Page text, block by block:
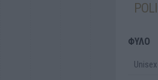
ΦΥΛΟ
Unisex